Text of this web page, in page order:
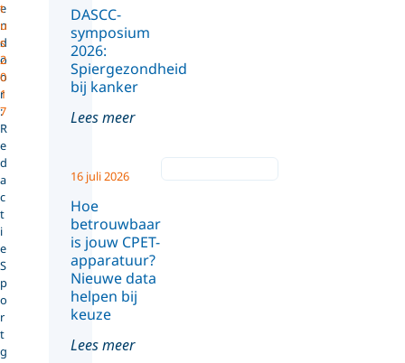
e
n
d
o
o
r
:
R
e
d
a
c
t
i
e
S
p
o
r
t
g
t
u
s
2
0
1
7
DASCC-
symposium
2026:
Spiergezondheid
bij kanker
Lees meer
Hoe
betrouwbaar
is jouw CPET-
apparatuur?
Nieuwe data
helpen bij
keuze
16 juli 2026
Lees meer